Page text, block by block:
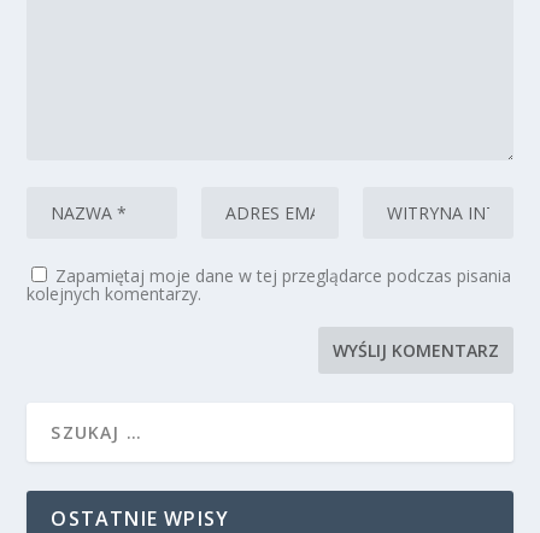
Zapamiętaj moje dane w tej przeglądarce podczas pisania
kolejnych komentarzy.
OSTATNIE WPISY